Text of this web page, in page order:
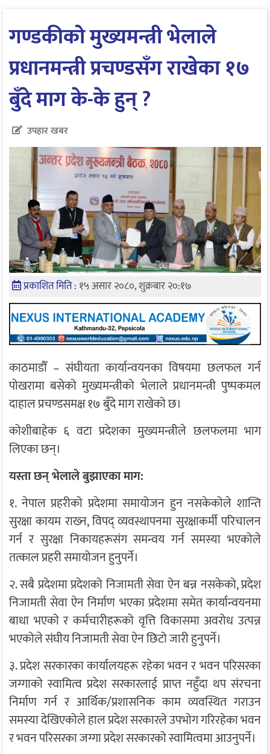
गण्डकीको मुख्यमन्त्री भेलाले
प्रधानमन्त्री प्रचण्डसँग राखेका १७
बुँदे माग के-के हुन् ?
उपहार खबर
प्रकाशित मिति : १५ असार २०८०, शुक्रबार २०:१७
काठमाडौँ – संघीयता कार्यान्वयनका विषयमा छलफल गर्न
पोखरामा बसेको मुख्यमन्त्रीको भेलाले प्रधानमन्त्री पुष्पकमल
दाहाल प्रचण्डसमक्ष १७ बुँदे माग राखेको छ।
कोशीबाहेक ६ वटा प्रदेशका मुख्यमन्त्रीले छलफलमा भाग
लिएका छन्।
यस्ता छन् भेलाले बुझाएका माग:
१. नेपाल प्रहरीको प्रदेशमा समायोजन हुन नसकेकोले शान्ति
सुरक्षा कायम राख्‍न, विपद् व्यवस्थापनमा सुरक्षाकर्मी परिचालन
गर्न र सुरक्षा निकायहरूसंग समन्वय गर्न समस्या भएकोले
तत्काल प्रहरी समायोजन हुनुपर्ने।
२. सबै प्रदेशमा प्रदेशको निजामती सेवा ऐन बन्न नसकेको, प्रदेश
निजामती सेवा ऐन निर्माण भएका प्रदेशमा समेत कार्यान्वयनमा
बाधा भएको र कर्मचारीहरूको वृत्ति विकासमा अवरोध उत्पन्न
भएकोले संघीय निजामती सेवा ऐन छिटो जारी हुनुपर्ने।
३. प्रदेश सरकारका कार्यालयहरू रहेका भवन र भवन परिसरका
जग्गाको स्वामित्व प्रदेश सरकारलाई प्राप्त नहुँदा थप संरचना
निर्माण गर्न र आर्थिक/प्रशासनिक काम व्यवस्थित गराउन
समस्या देखिएकोले हाल प्रदेश सरकारले उपभोग गरिरहेका भवन
र भवन परिसरका जग्गा प्रदेश सरकारको स्वामित्वमा आउनुपर्ने।